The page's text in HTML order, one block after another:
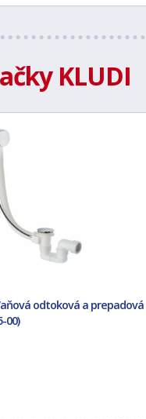
KLUDI
odtoková a prepadová
00)